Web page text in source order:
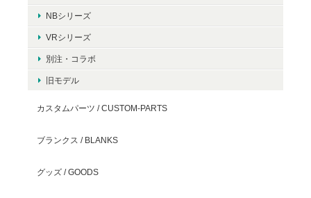
NBシリーズ
VRシリーズ
別注・コラボ
旧モデル
カスタムパーツ / CUSTOM-PARTS
ブランクス / BLANKS
グッズ / GOODS